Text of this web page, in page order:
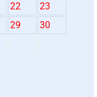
22
23
29
30